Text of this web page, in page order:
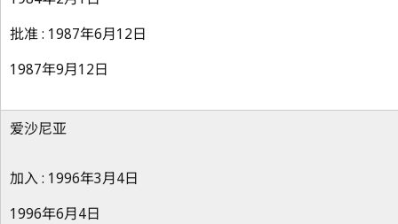
批准 : 1987年6月12日
1987年9月12日
爱沙尼亚
加入 : 1996年3月4日
1996年6月4日